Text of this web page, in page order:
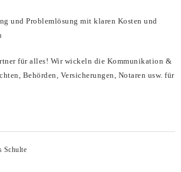
und Problemlösung mit klaren Kosten und
für alles! Wir wickeln die Kommunikation &
Behörden, Versicherungen, Notaren usw. für
Schulte